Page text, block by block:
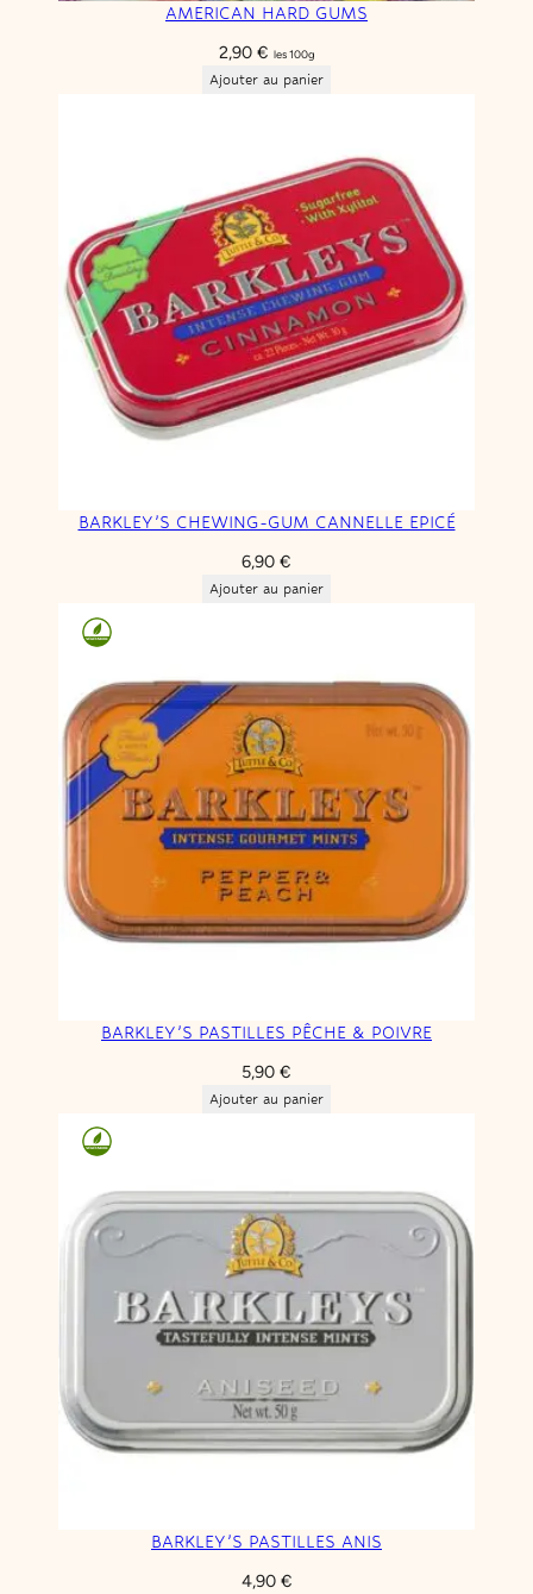
AMERICAN HARD GUMS
2,90 € les 100g
Ajouter au panier
BARKLEY’S CHEWING-GUM CANNELLE EPICÉ
6,90 €
Ajouter au panier
BARKLEY’S PASTILLES PÊCHE & POIVRE
5,90 €
Ajouter au panier
BARKLEY’S PASTILLES ANIS
4,90 €